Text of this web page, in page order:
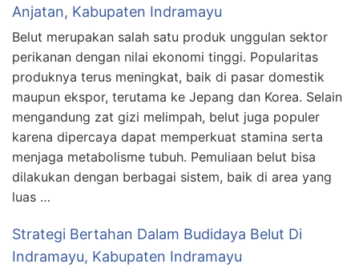
Anjatan, Kabupaten Indramayu
Belut merupakan salah satu produk unggulan sektor
perikanan dengan nilai ekonomi tinggi. Popularitas
produknya terus meningkat, baik di pasar domestik
maupun ekspor, terutama ke Jepang dan Korea. Selain
mengandung zat gizi melimpah, belut juga populer
karena dipercaya dapat memperkuat stamina serta
menjaga metabolisme tubuh. Pemuliaan belut bisa
dilakukan dengan berbagai sistem, baik di area yang
luas …
Strategi Bertahan Dalam Budidaya Belut Di
Indramayu, Kabupaten Indramayu